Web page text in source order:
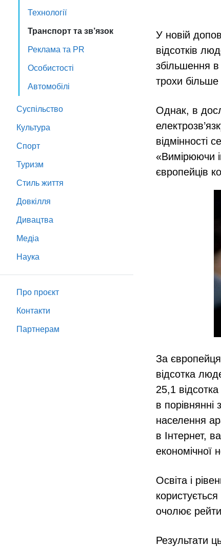
Технології
Транспорт та зв’язок
Реклама та PR
Особистості
Автомобілі
Суспільство
Культура
Спорт
Туризм
Стиль життя
Довкілля
Дивацтва
Медіа
Наука
Про проєкт
Контакти
Партнeрам
У новій
відсотків
збільшення
трохи більше
Однак, в
відмінності
«Вимірюючи
європейців
За
відсотка
25,1
в порівнянні
населення
в Інтернет,
економічної
Освіта і
очолює
Результати